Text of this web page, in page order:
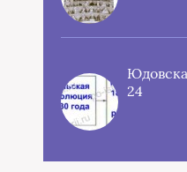
24